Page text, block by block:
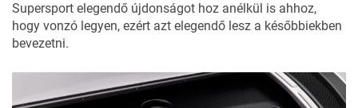
Supersport elegendő újdonságot hoz anélkül is ahhoz,
hogy vonzó legyen, ezért azt elegendő lesz a későbbiekben
bevezetni.